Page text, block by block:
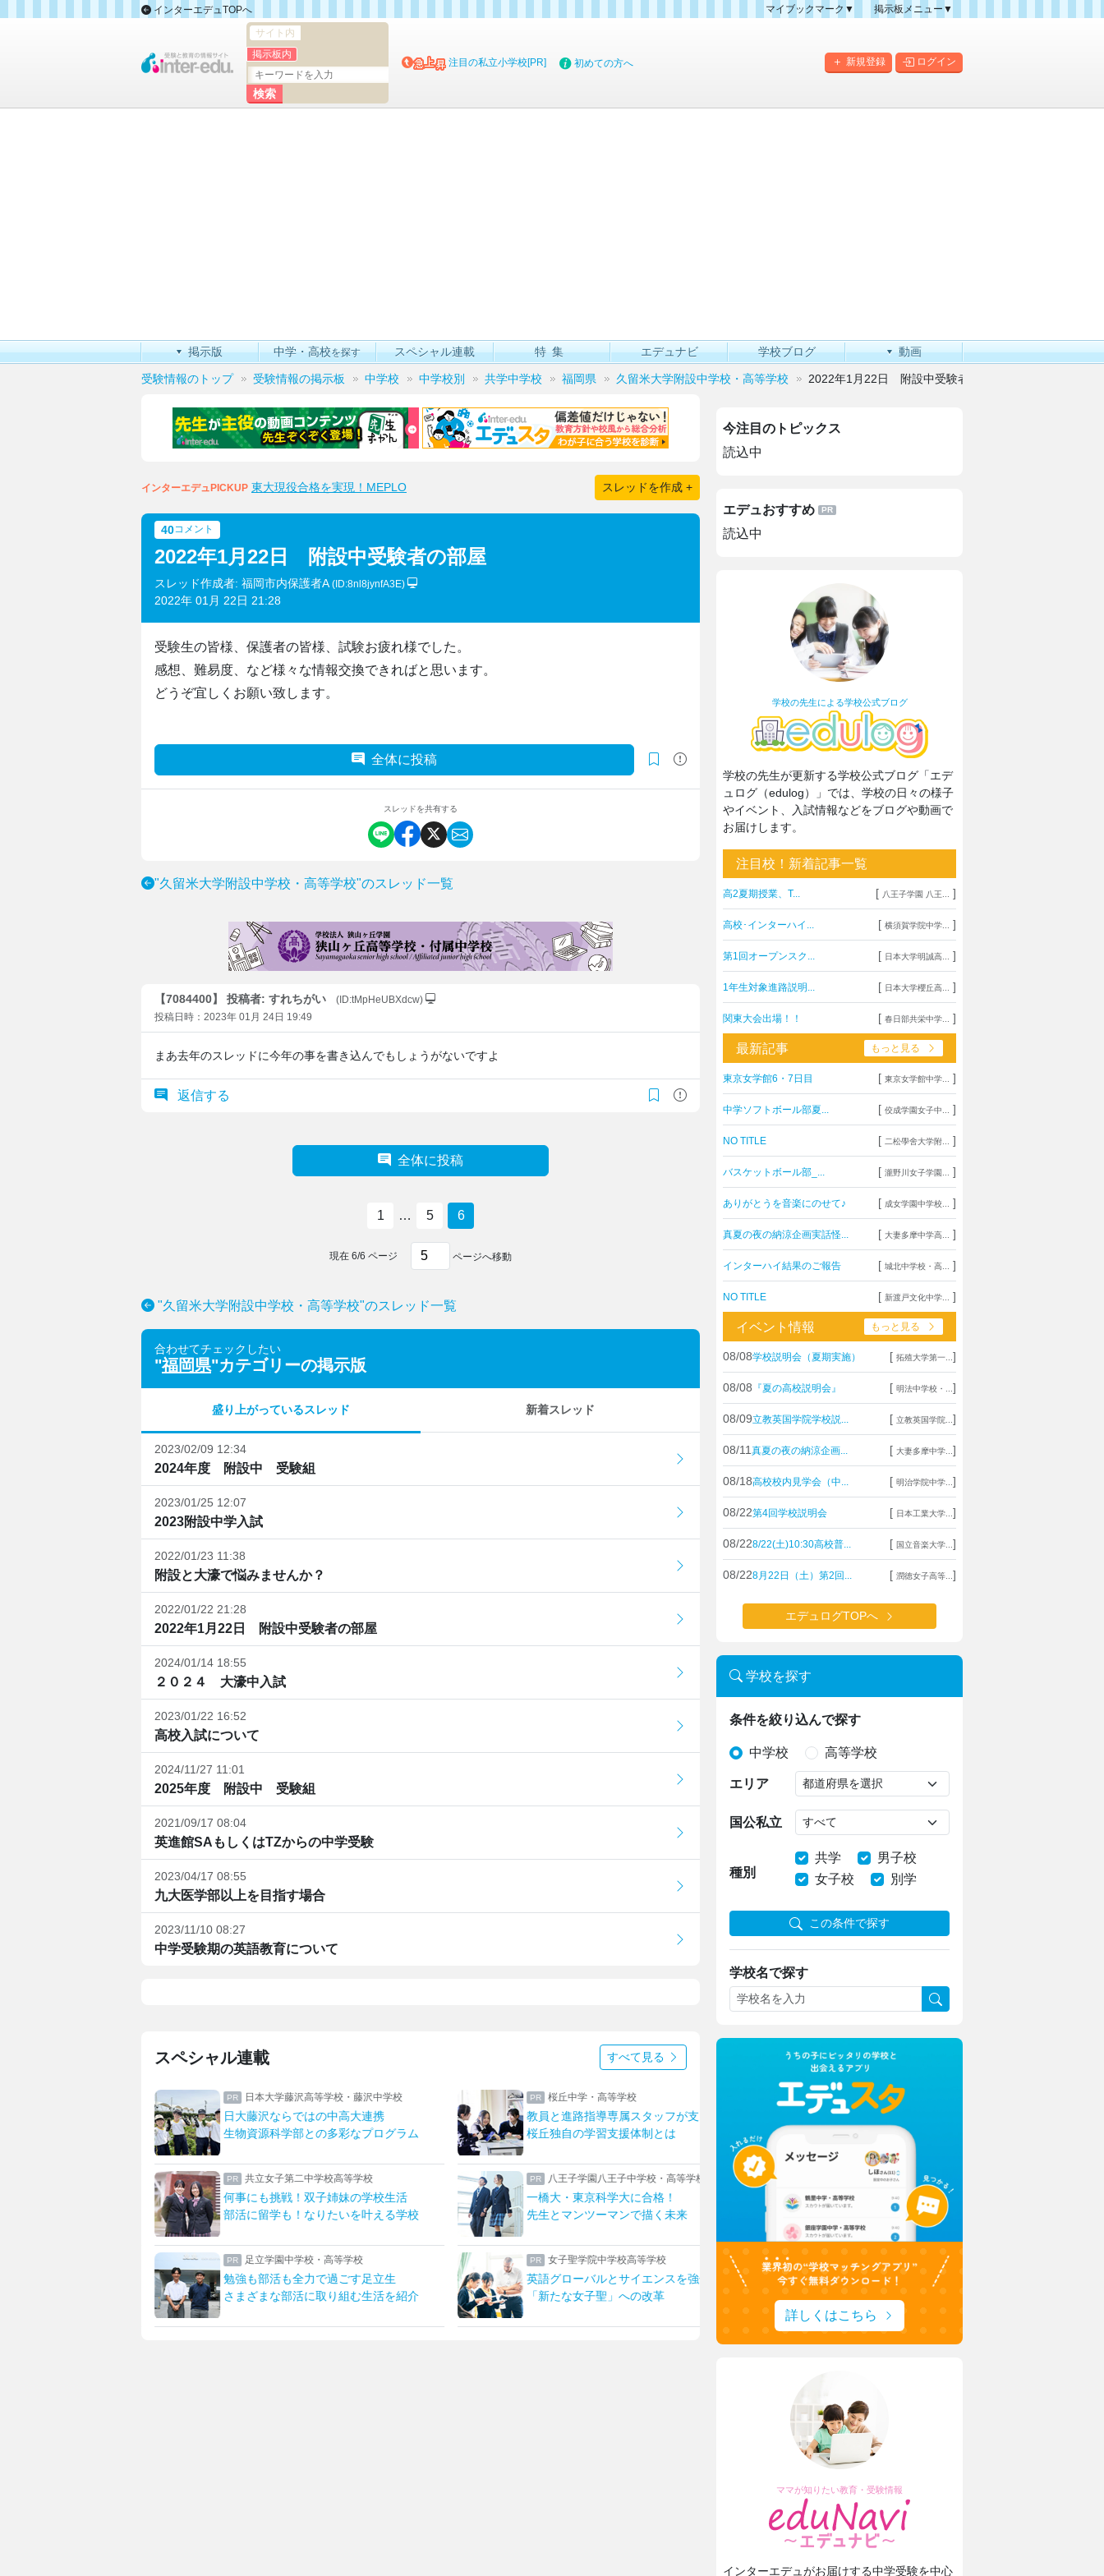
インターエデュTOPへ
マイブックマーク▼
掲示板メニュー▼
掲示板マップ
新規登録 ログイン
サイト内
掲示板内
注目の私立小学校[PR] 初めての方へ
掲示版 中学・高校を探す スペシャル連載 特集 エデュナビ 学校ブログ 動画
受験情報のトップ 受験情報の掲示板 中学校 中学校別 共学中学校 福岡県 久留米大学附設中学校・高等学校 2022年1月22日 附設中受験者の部屋
インターエデュPICKUP 東大現役合格を実現！MEPLO スレッドを作成 +
40コメント
2022年1月22日 附設中受験者の部屋
スレッド作成者: 福岡市内保護者A (ID:8nl8jynfA3E)
2022年 01月 22日 21:28
受験生の皆様、保護者の皆様、試験お疲れ様でした。
感想、難易度、など様々な情報交換できればと思います。
どうぞ宜しくお願い致します。
全体に投稿
スレッドを共有する
"久留米大学附設中学校・高等学校"のスレッド一覧
【7084400】 投稿者: すれちがい
(ID:tMpHeUBXdcw)
投稿日時：2023年 01月 24日 19:49
まあ去年のスレッドに今年の事を書き込んでもしょうがないですよ
返信する
全体に投稿
1 … 5 6
現在 6/6 ページ ページへ移動
"久留米大学附設中学校・高等学校"のスレッド一覧
合わせてチェックしたい
"福岡県"カテゴリーの掲示版
盛り上がっているスレッド 新着スレッド
2023/02/09 12:34
2024年度 附設中 受験組
2023/01/25 12:07
2023附設中学入試
2022/01/23 11:38
附設と大濠で悩みませんか？
2022/01/22 21:28
2022年1月22日 附設中受験者の部屋
2024/01/14 18:55
２０２４ 大濠中入試
2023/01/22 16:52
高校入試について
2024/11/27 11:01
2025年度 附設中 受験組
2021/09/17 08:04
英進館SAもしくはTZからの中学受験
2023/04/17 08:55
九大医学部以上を目指す場合
2023/11/10 08:27
中学受験期の英語教育について
スペシャル連載 すべて見る
桜丘中学・高等学校
教員と進路指導専属スタッフが支える
桜丘独自の学習支援体制とは
八王子学園八王子中学校・高等学校
一橋大・東京科学大に合格！
先生とマンツーマンで描く未来
女子聖学院中学校高等学校
英語グローバルとサイエンスを強化！
「新たな女子聖」への改革
上野学園中学校・高等学校
ハープやフルート！ひとり一つの楽器
上野ならではのフィールドワーク
東京家政大学附属女子中学校高等学校
新校長に就任！未来の展望について取材
日本大学豊山女子中学校・高等学校
理想を形にデザインと機能性をアップ
生徒たちに託された夏服リニューアル
瀧野川女子学園中学高等学校
生成AIを“アシスタント”に
発想を形にする授業でキャリア教育
安田学園中学校・高等学校
一橋大・東京科学大に合格！
安田学園の進路サポートや学習環境
城西大学附属城西中学・高等学校
1分1秒を無駄にしない！
城西生「文武両道の時間活用術」
今注目のトピックス
読込中
エデュおすすめ
読込中
学校の先生による学校公式ブログ
学校の先生が更新する学校公式ブログ「エデ
ュログ（edulog）」では、学校の日々の様子
やイベント、入試情報などをブログや動画で
お届けします。
注目校！新着記事一覧
高2夏期授業、T... [ 八王子学園 八王... ]
高校･インターハイ... [ 横須賀学院中学... ]
第1回オープンスク... [ 日本大学明誠高... ]
1年生対象進路説明... [ 日本大学櫻丘高... ]
関東大会出場！！ [ 春日部共栄中学... ]
最新記事 もっと見る
東京女学館6・7日目 [ 東京女学館中学... ]
中学ソフトボール部夏... [ 佼成学園女子中... ]
NO TITLE [ 二松學舍大学附... ]
バスケットボール部_... [ 瀧野川女子学園... ]
ありがとうを音楽にのせて♪ [ 成女学園中学校... ]
真夏の夜の納涼企画実話怪... [ 大妻多摩中学高... ]
インターハイ結果のご報告 [ 城北中学校・高... ]
NO TITLE [ 新渡戸文化中学... ]
イベント情報 もっと見る
08/08学校説明会（夏期実施） [ 拓殖大学第一... ]
08/08 『夏の高校説明会』 [ 明法中学校・... ]
08/09立教英国学院学校説... [ 立教英国学院... ]
08/11 真夏の夜の納涼企画... [ 大妻多摩中学... ]
08/18高校校内見学会（中... [ 明治学院中学... ]
08/22第4回学校説明会 [ 日本工業大学... ]
08/228/22(土)10:30高校普... [ 国立音楽大学... ]
08/228月22日（土）第2回... [ 潤徳女子高等... ]
エデュログTOPへ
学校を探す
条件を絞り込んで探す
中学校 高等学校
エリア
国公私立
種別
共学
男子校
女子校
別学
この条件で探す
学校名で探す
詳しくはこちら
ママが知りたい教育・受験情報
インターエデュがお届けする中学受験を中心